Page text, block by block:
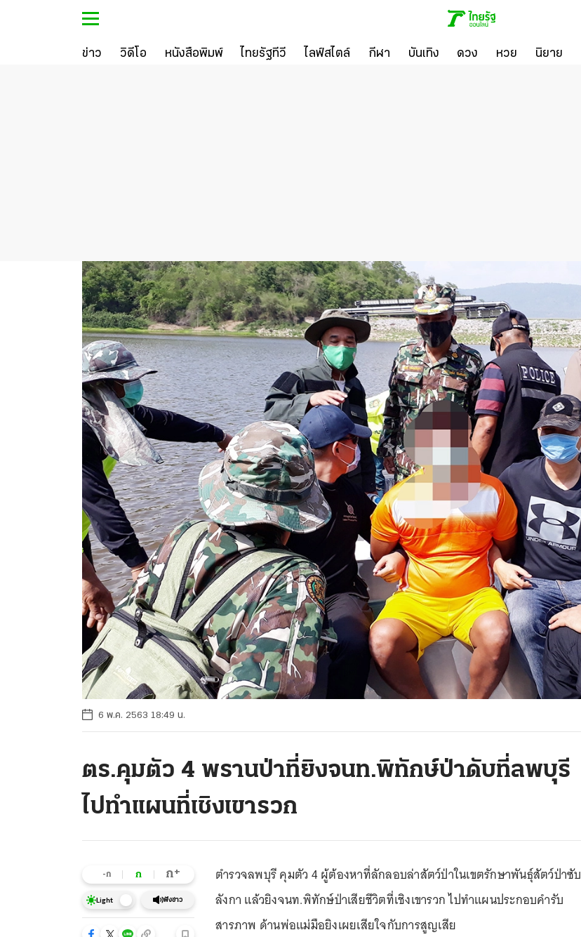
ข่าว วิดีโอ หนังสือพิมพ์ ไทยรัฐทีวี ไลฟ์สไตล์ กีฬา บันเทิง ดวง หวย นิยาย
6 พ.ค. 2563 18:49 น.
ตร.คุมตัว 4 พรานป่าที่ยิงจนท.พิทักษ์ป่าดับที่ลพบุรี
ไปทำแผนที่เชิงเขารวก
-ก ก ก+
Light ฟังข่าว
ตำรวจลพบุรี คุมตัว 4 ผู้ต้องหาที่ลักลอบล่าสัตว์ป่าในเขตรักษาพันธุ์สัตว์ป่าซับ
ลังกา แล้วยิงจนท.พิทักษ์ป่าเสียชีวิตที่เชิงเขารวก ไปทำแผนประกอบคำรับ
สารภาพ ด้านพ่อแม่มือยิงเผยเสียใจกับการสูญเสีย